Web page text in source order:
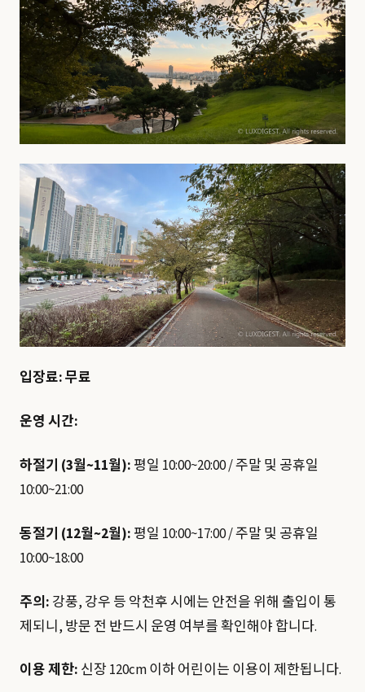
입장료:무료
운영 시간:
하절기 (3월~11월): 평일 10:00~20:00 / 주말 및 공휴일
10:00~21:00
동절기 (12월~2월): 평일 10:00~17:00 / 주말 및 공휴일
10:00~18:00
주의: 강풍, 강우 등 악천후 시에는 안전을 위해 출입이 통
제되니, 방문 전 반드시 운영 여부를 확인해야 합니다.
이용 제한: 신장 120cm 이하 어린이는 이용이 제한됩니다.